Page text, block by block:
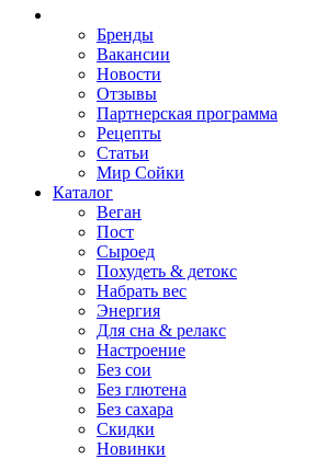
Бренды
Вакансии
Новости
Отзывы
Партнерская программа
Рецепты
Статьи
Мир Сойки
Каталог
Веган
Пост
Сыроед
Похудеть & детокс
Набрать вес
Энергия
Для сна & релакс
Настроение
Без сои
Без глютена
Без сахара
Скидки
Новинки